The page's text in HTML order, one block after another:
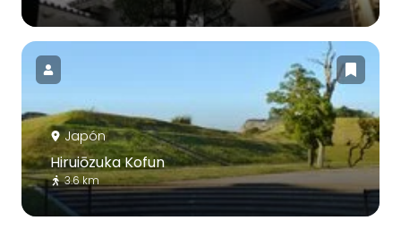
Japón
Hiruiōzuka Kofun
3.6 km